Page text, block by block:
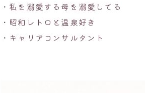
・私を溺愛する母を溺愛してる
・昭和レトロと温泉好き
・キャリアコンサルタント